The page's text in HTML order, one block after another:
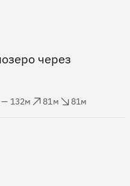
через
— 132м
81м
81м